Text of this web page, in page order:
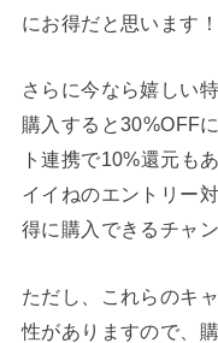
にお得だと思います！
さらに今なら嬉しい
購入すると30%OFF
ト連携で10%還元も
イイねのエントリー
得に購入できるチャン
ただし、これらのキ
性がありますので、